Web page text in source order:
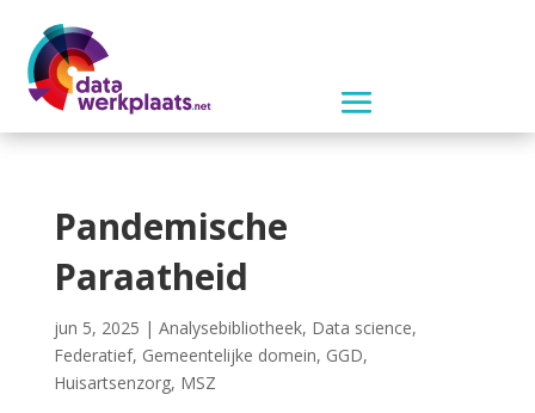
Pandemische
Paraatheid
jun 5, 2025 | Analysebibliotheek, Data science,
Federatief, Gemeentelijke domein, GGD,
Huisartsenzorg, MSZ